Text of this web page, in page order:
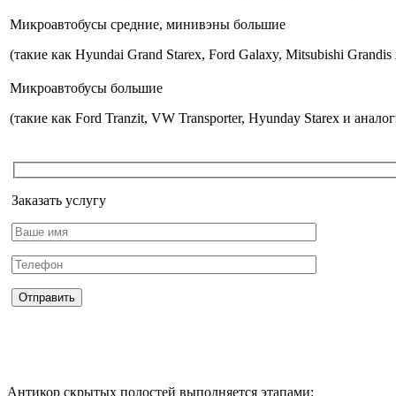
Микроавтобусы средние, минивэны большие
(такие как Hyundai Grand Starex, Ford Galaxy, Mitsubishi
Микроавтобусы большие
(такие как Ford Tranzit, VW Transporter, Hyunday Starex и
Заказать услугу
Антикор скрытых полостей выполняется этапами: